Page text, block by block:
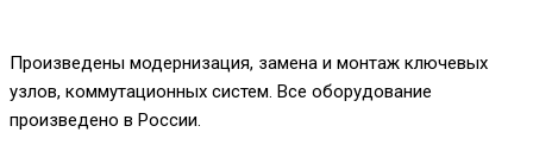
Произведены модернизация, замена и монтаж ключевых
узлов, коммутационных систем. Все оборудование
произведено в России.